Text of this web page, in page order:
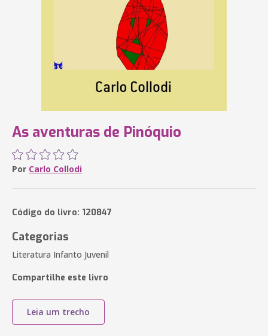
As aventuras de Pinóquio
Por Carlo Collodi
Código do livro: 120847
Categorias
Literatura Infanto Juvenil
Compartilhe este livro
Leia um trecho